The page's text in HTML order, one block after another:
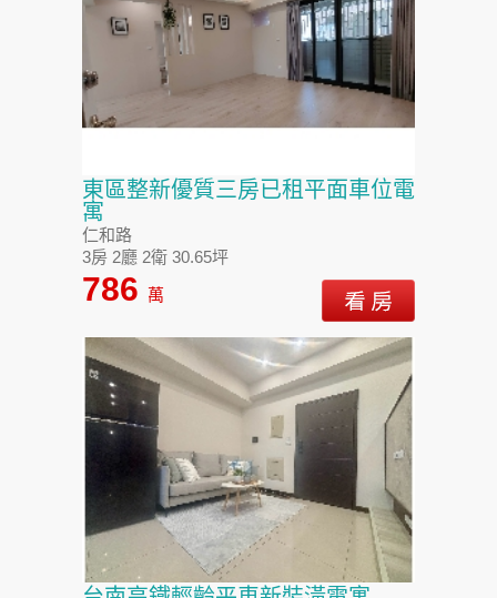
東區整新優質三房已租平面車位電
寓
仁和路
3房 2廳 2衛 30.65坪
786 萬